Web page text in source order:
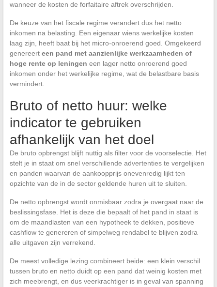
wanneer de kosten de forfaitaire aftrek overschrijden.
De keuze van het fiscale regime verandert dus het netto
inkomen na belasting. Een eigenaar wiens werkelijke kosten
laag zijn, heeft baat bij het micro-onroerend goed. Omgekeerd
genereert een pand met aanzienlijke werkzaamheden of
hoge rente op leningen een lager netto onroerend goed
inkomen onder het werkelijke regime, wat de belastbare basis
vermindert.
Bruto of netto huur: welke
indicator te gebruiken
afhankelijk van het doel
De bruto opbrengst blijft nuttig als filter voor de voorselectie. Het
stelt je in staat om snel verschillende advertenties te vergelijken
en panden waarvan de aankoopprijs onevenredig lijkt ten
opzichte van de in de sector geldende huren uit te sluiten.
De netto opbrengst wordt onmisbaar zodra je overgaat naar de
beslissingsfase. Het is deze die bepaalt of het pand in staat is
om de maandlasten van een hypotheek te dekken, positieve
cashflow te genereren of simpelweg rendabel te blijven zodra
alle uitgaven zijn verrekend.
De meest volledige lezing combineert beide: een klein verschil
tussen bruto en netto duidt op een pand dat weinig kosten met
zich meebrengt, en dus veerkrachtiger is in geval van spanning